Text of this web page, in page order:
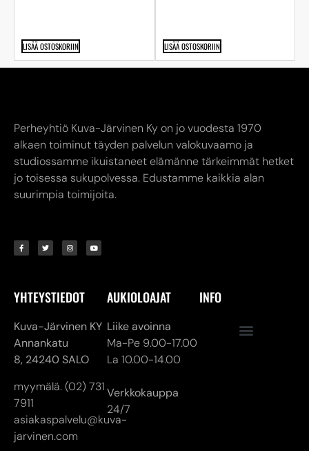
LISÄÄ OSTOSKORIIN LISÄÄ OSTOSKORIIN
Perheyhtiö Kuva-Järvinen Ky on jo vuodesta 1970
alkaen toiminut täyden palvelun valokuvaamo ja
studiossamme ikuistaneet elämänne tärkeimmät hetket
jo toisessa sukupolvessa. Edustamme kaikkia alan
suurimpia toimijoita.
YHTEYSTIEDOT
Kuva-Järvinen KY
Annankatu
8, 24240 SALO
myymälä. (02) 731
7911
asiakaspalvelu@kuva-
jarvinen.com
AUKIOLOAJAT
Liike avoinna
Ma-Pe 9.00-17.00
La 10.00-14.00
Verkkokauppa
24/7
INFO